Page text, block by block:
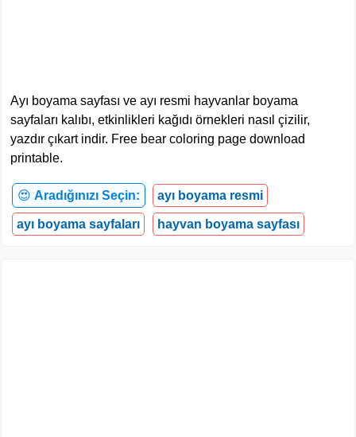
Ayı boyama sayfası ve ayı resmi hayvanlar boyama
sayfaları kalıbı, etkinlikleri kağıdı örnekleri nasıl çizilir,
yazdır çıkart indir. Free bear coloring page download
printable.
😍 Aradığınızı Seçin: ayı boyama resmi
ayı boyama sayfaları hayvan boyama sayfası